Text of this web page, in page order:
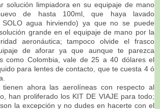
solución limpiadora en su equipaje de mano
de hasta 100ml, que haya lavado
agua hirviendo) ya que no se puede
grande en el equipaje de mano por la
aeronáutica; tampoco olvide el frasco
de aforar ya que aunque te parezca
como Colombia, vale de 25 a 40 dólares el
para lentes de contacto, que te cuesta 4 ó
ahora las aerolíneas con respecto al
han proliferado los KIT DE VIAJE para todo;
la excepción y no dudes en hacerte con el